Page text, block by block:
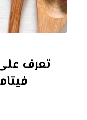
تعرف